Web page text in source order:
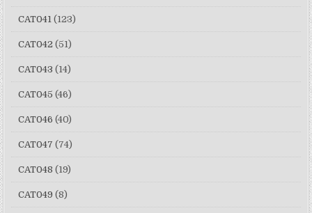
CAT041 (123)
CAT042 (51)
CAT043 (14)
CAT045 (46)
CAT046 (40)
CAT047 (74)
CAT048 (19)
CAT049 (8)